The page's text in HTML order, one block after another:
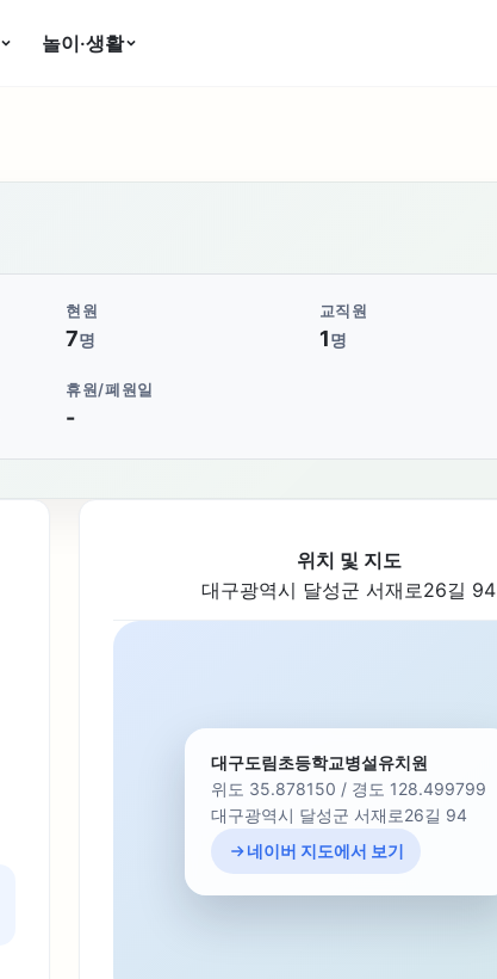
놀이·생활
현원
7명
교직원
1명
휴원/폐원일
-
위치 및 지도
대구광역시 달성군 서재로26길 94
대구도림초등학교병설유치원
위도 35.878150 / 경도 128.499799
대구광역시 달성군 서재로26길 94
네이버 지도에서 보기